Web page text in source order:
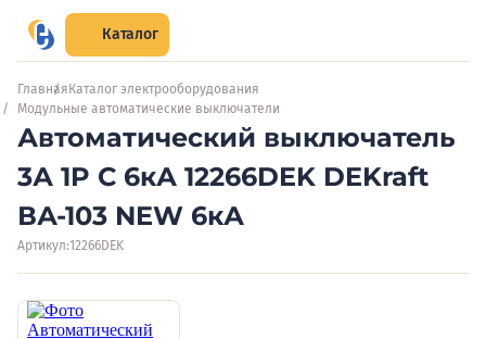
Каталог
Главная Каталог электрооборудования
Модульные автоматические выключатели
Автоматический выключатель
3А 1P C 6кА 12266DEK DEKraft
ВА-103 NEW 6кА
Артикул:12266DEK